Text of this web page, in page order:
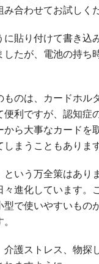
合わせてお試しく
に貼り付けて書き込
したが、電池の持ち
ものは、カードホル
便利ですが、認知症
から大事なカードを
まうこともあります
という万全策はあり
々進化しています。
型で使いやすいもの
介護ストレス、物探